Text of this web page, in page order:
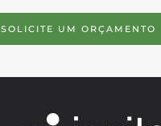
SOLICITE UM ORÇAMENTO